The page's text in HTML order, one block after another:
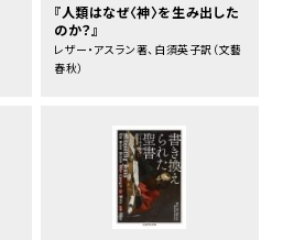
『人類はなぜ〈神〉を生み出した
のか？』
レザー・アスラン著、白須英子訳（文藝
春秋）